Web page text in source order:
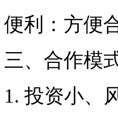
便利：方便
三、合作模
1. 投资小、